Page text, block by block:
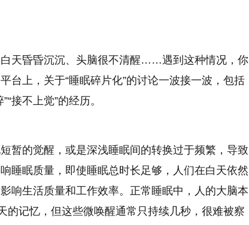
天昏昏沉沉、头脑很不清醒……遇到这种情况，你
台上，关于“睡眠碎片化”的讨论一波接一波，包括
接不上觉”的经历。
暂的觉醒，或是深浅睡眠间的转换过于频繁，导致
睡眠质量，即使睡眠总时长足够，人们在白天依然
响生活质量和工作效率。正常睡眠中，人的大脑本
的记忆，但这些微唤醒通常只持续几秒，很难被察